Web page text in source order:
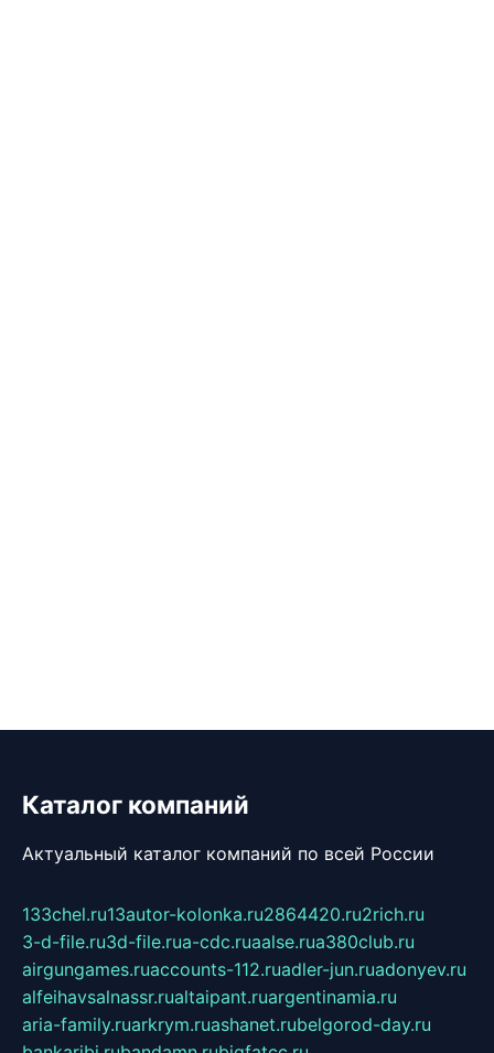
Каталог компаний
Актуальный каталог компаний по всей России
133chel.ru13autor-kolonka.ru2864420.ru2rich.ru
3-d-file.ru3d-file.rua-cdc.ruaalse.rua380club.ru
airgungames.ruaccounts-112.ruadler-jun.ruadonyev.ru
alfeihavsalnassr.rualtaipant.ruargentinamia.ru
aria-family.ruarkrym.ruashanet.rubelgorod-day.ru